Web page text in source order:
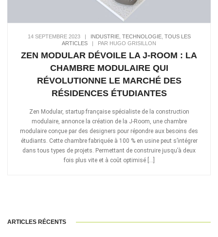
14 SEPTEMBRE 2023| INDUSTRIE, TECHNOLOGIE, TOUS LES
ARTICLES | PAR HUGO GRISILLON
ZEN MODULAR DÉVOILE LA J-ROOM : LA
CHAMBRE MODULAIRE QUI
RÉVOLUTIONNE LE MARCHÉ DES
RÉSIDENCES ÉTUDIANTES
Zen Modular, startup française spécialiste de la construction
modulaire, annonce la création de la J-Room, une chambre
modulaire conçue par des designers pour répondre aux besoins des
étudiants. Cette chambre fabriquée à 100 % en usine peut s’intégrer
dans tous types de projets. Permettant de construire jusqu’à deux
fois plus vite et à coût optimisé […]
ARTICLES RÉCENTS